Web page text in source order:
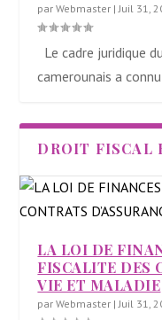
parWebmaster |Juil 31,
Le cadre juridique
camerounais a
DROIT FISCAL
LA LOI DE
FISCALITE DES
VIE ET MALADIE
parWebmaster |Juil 31,